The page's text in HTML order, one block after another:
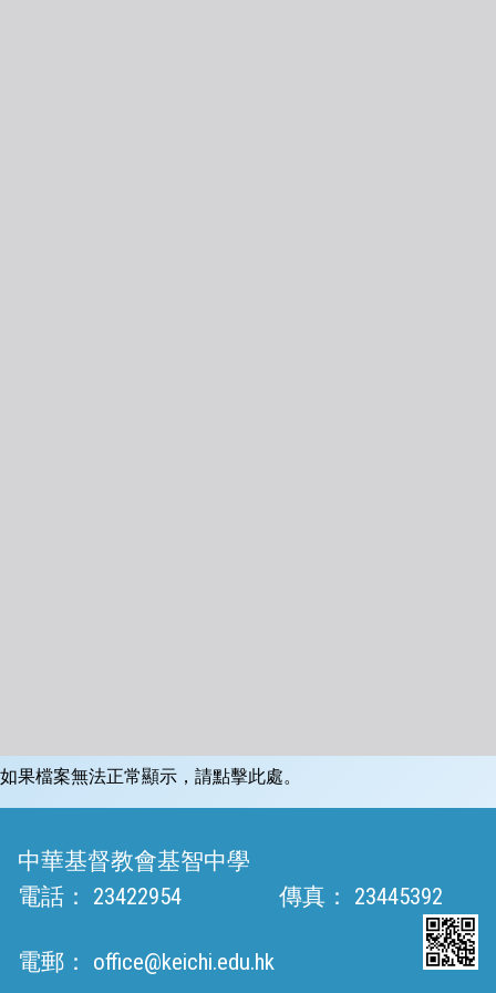
如果檔案無法正常顯示，請點擊此處。
中華基督教會基智中學
電話：
23422954 傳真： 23445392
電郵： office@keichi.edu.hk